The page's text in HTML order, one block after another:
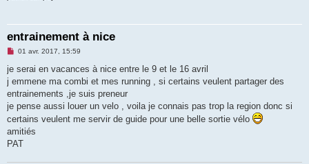
entrainement à nice
M
s
a
g
n
o
n
l
u
01 avr. 2017, 15:59
je serai en vacances à nice entre le 9 et le 16 avril
j emmene ma combi et mes running , si certains veulent partager des
entrainements ,je suis preneur
je pense aussi louer un velo , voila je connais pas trop la region donc si
certains veulent me servir de guide pour une belle sortie vélo
amitiés
PAT